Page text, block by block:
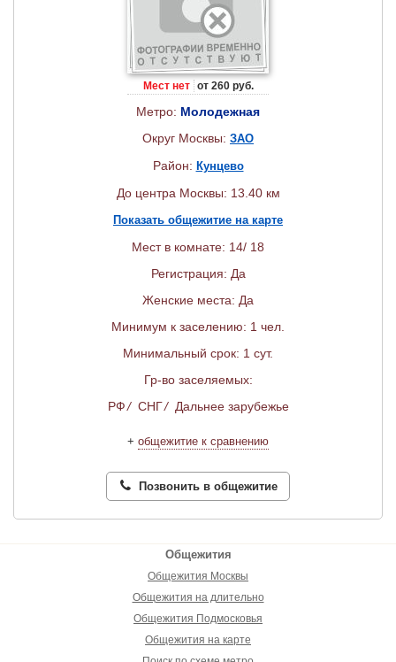
Мест нет от 260 руб.
Метро: Молодежная
Округ Москвы: ЗАО
Район: Кунцево
До центра Москвы: 13.40 км
Показать общежитие на карте
Мест в комнате: 14/ 18
Регистрация: Да
Женские места: Да
Минимум к заселению: 1 чел.
Минимальный срок: 1 сут.
Гр-во заселяемых:
РФ/ СНГ/ Дальнее зарубежье
+ общежитие к сравнению
Позвонить в общежитие
Общежития
Общежития Москвы
Общежития на длительно
Общежития Подмосковья
Общежития на карте